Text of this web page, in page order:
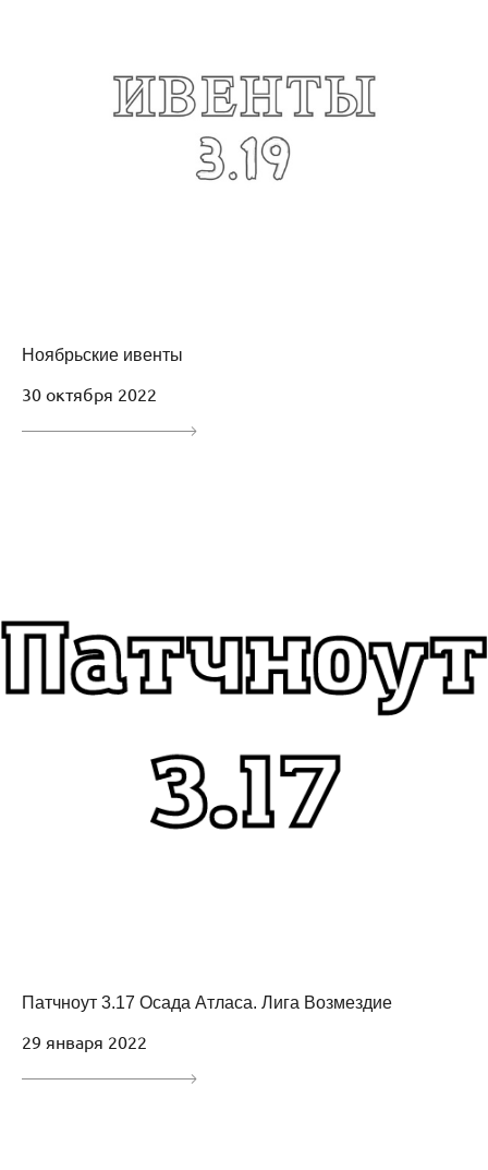
Ноябрьские ивенты
30 октября 2022
Патчноут 3.17 Осада Атласа. Лига Возмездие
29 января 2022